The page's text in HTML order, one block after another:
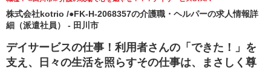
株式会社kotrio /●FK-H-2068357の介護職・ヘルパーの求人情報詳
細（派遣社員） - 田川市
デイサービスの仕事！利用者さんの「できた！」を
支え、日々の生活を照らすその仕事は、まさしく尊